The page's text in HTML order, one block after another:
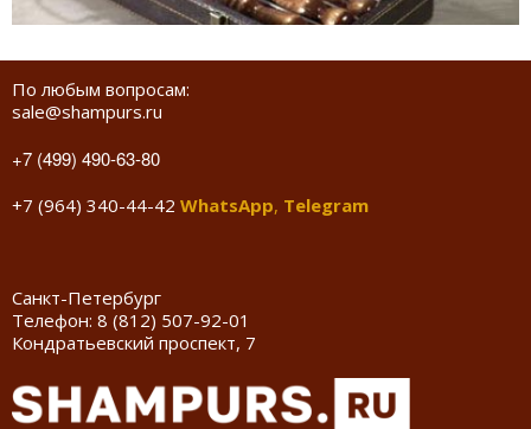
По любым вопросам:
sale@shampurs.ru
+7 (499) 490-63-80
+7 (964) 340-44-42 WhatsApp, Telegram
Санкт-Петербург
Телефон: 8 (812) 507-92-01
Кондратьевский проспект, 7